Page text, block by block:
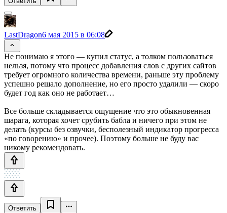
LastDragon6 мая 2015 в 06:08
Не понимаю я этого — купил статус, а толком пользоваться
нельзя, потому что процесс добавления слов с других сайтов
требует огромного количества времени, раньше эту проблему
успешно решало дополнение, но его просто удалили — скоро
будет год как оно не работает…
Все больше складывается ощущение что это обыкновенная
шарага, которая хочет срубить бабла и ничего при этом не
делать (курсы без озвучки, бесполезный индикатор прогресса
«по говорению» и прочее). Поэтому больше не буду вас
никому рекомендовать.
Ответить